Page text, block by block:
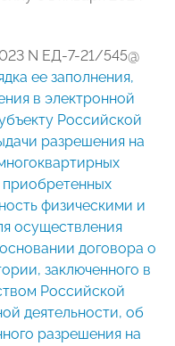
N ЕД-7-21/545@
ее заполнения,
в электронной
Российской
разрешения на
приобретенных
физическими и
осуществления
договора о
заключенного в
Российской
деятельности, об
разрешения на